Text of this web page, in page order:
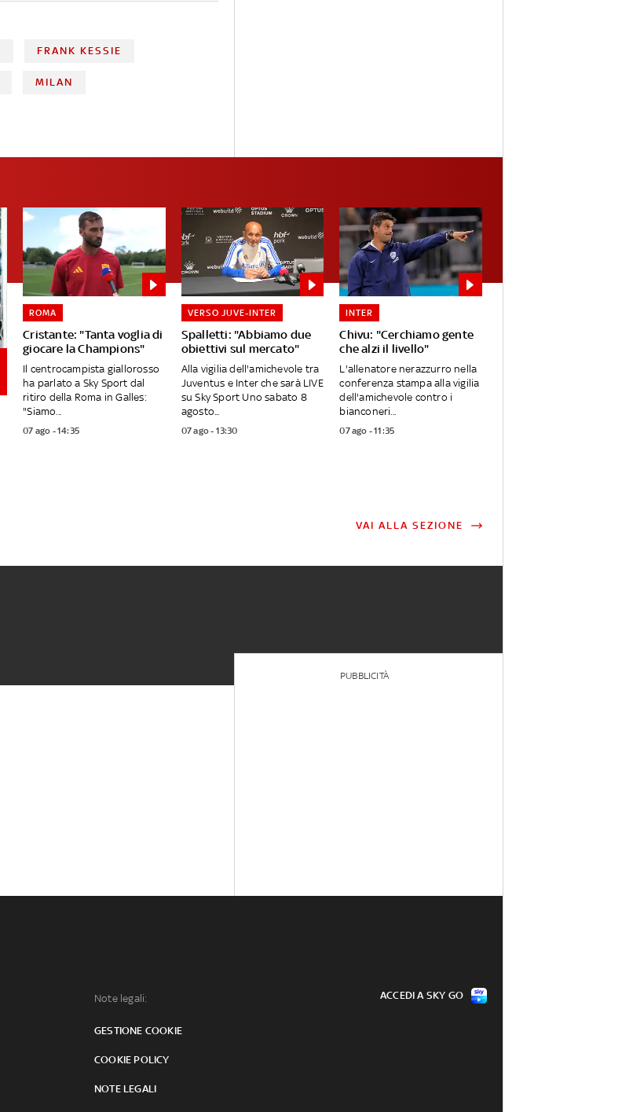
FRANK KESSIE
MILAN
Cristante: "Tanta voglia di
giocare la Champions"
ROMA
Il centrocampista giallorosso
ha parlato a Sky Sport dal
ritiro della Roma in Galles:
"Siamo...
07 ago - 14:35
Spalletti: "Abbiamo due
obiettivi sul mercato"
VERSO JUVE-INTER
Alla vigilia dell'amichevole tra
Juventus e Inter che sarà LIVE
su Sky Sport Uno sabato 8
agosto...
07 ago - 13:30
Chivu: "Cerchiamo gente
che alzi il livello"
INTER
L'allenatore nerazzurro nella
conferenza stampa alla vigilia
dell'amichevole contro i
bianconeri...
07 ago - 11:35
VAI ALLA SEZIONE
PUBBLICITÀ
Note legali:
GESTIONE COOKIE
COOKIE POLICY
NOTE LEGALI
ACCEDI A SKY GO